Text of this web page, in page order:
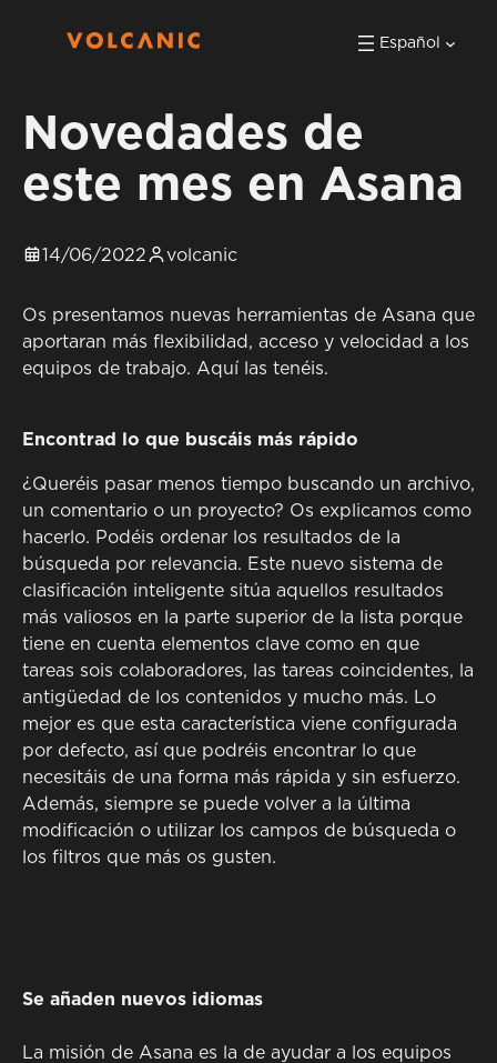
Español
Novedades de
este mes en Asana
14/06/2022 volcanic
Os presentamos nuevas herramientas de Asana que
aportaran más flexibilidad, acceso y velocidad a los
equipos de trabajo. Aquí las tenéis.
Encontrad lo que buscáis más rápido
¿Queréis pasar menos tiempo buscando un archivo,
un comentario o un proyecto? Os explicamos como
hacerlo. Podéis ordenar los resultados de la
búsqueda por relevancia. Este nuevo sistema de
clasificación inteligente sitúa aquellos resultados
más valiosos en la parte superior de la lista porque
tiene en cuenta elementos clave como en que
tareas sois colaboradores, las tareas coincidentes, la
antigüedad de los contenidos y mucho más. Lo
mejor es que esta característica viene configurada
por defecto, así que podréis encontrar lo que
necesitáis de una forma más rápida y sin esfuerzo.
Además, siempre se puede volver a la última
modificación o utilizar los campos de búsqueda o
los filtros que más os gusten.
Se añaden nuevos idiomas
La misión de Asana es la de ayudar a los equipos